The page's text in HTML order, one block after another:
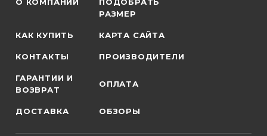
РАЗМЕР
КАК КУПИТЬ КАРТА САЙТА
КОНТАКТЫ ПРОИЗВОДИТЕЛИ
ГАРАНТИИ И
ВОЗВРАТ
ОПЛАТА
ДОСТАВКА ОБЗОРЫ